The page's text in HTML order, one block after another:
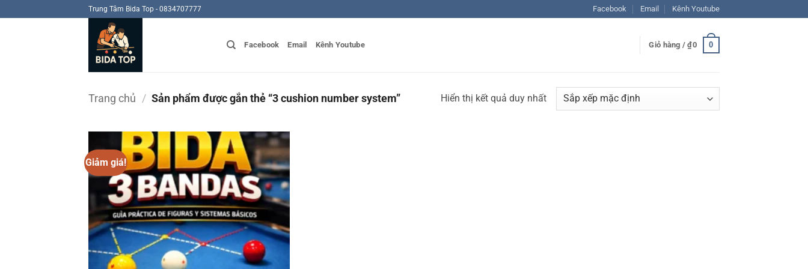
qua
Trung Tâm Bida Top - 0834707777 Facebook Email Kênh Youtube
Facebook Email Kênh Youtube Giỏ hàng /₫0 0
Trang chủ / Sản phẩm được gắn thẻ “3 cushion number system” Hiển thị kết quả duy nhất
Giảm giá!